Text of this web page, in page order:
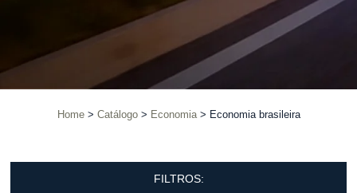
Home Catálogo Economia Economia brasileira
FILTROS: